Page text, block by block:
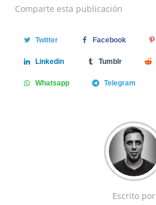
Comparte esta publicación
Twitter Facebook
Linkedin Tumblr
Whatsapp Telegram
Escrito por